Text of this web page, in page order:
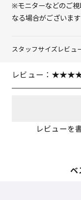
※モニターなどのご
なる場合がございます
スタッフサイズレビュ
レビュー：
レビューを
ベ